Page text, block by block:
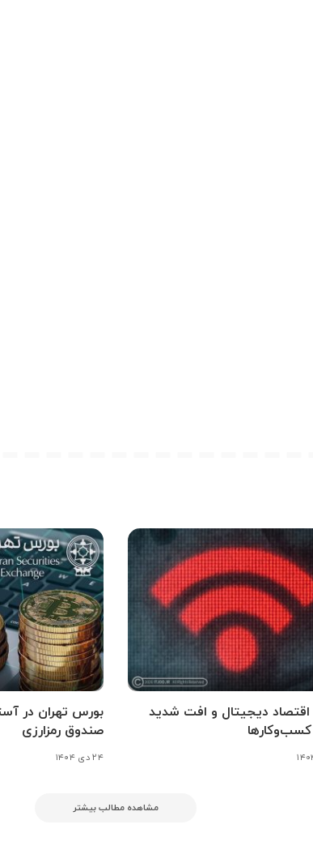
اقتصاد دیجیتال و افت شدید
کسب‌وکارها
بورس تهران در
صندوق رمزارزی
۲۴ دی ۱۴۰۴
مشاهده مطالب بیشتر